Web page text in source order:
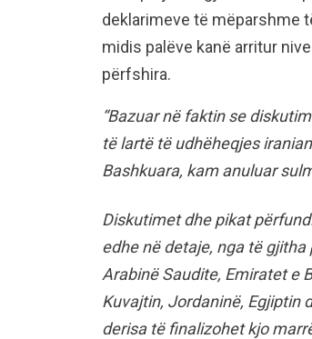
deklarimeve të mëparshme
midis palëve kanë arritur
përfshira.
“Bazuar në faktin se
të lartë të udhëheqjes
Bashkuara, kam anuluar
Diskutimet dhe pikat
edhe në detaje, nga të
Arabinë Saudite, Emiratet e
Kuvajtin, Jordaninë, Egjiptin
derisa të finalizohet kjo